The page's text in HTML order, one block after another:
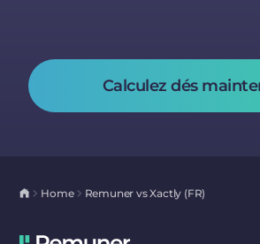
Calculez dés
Home Remuner vs Xactly (FR)